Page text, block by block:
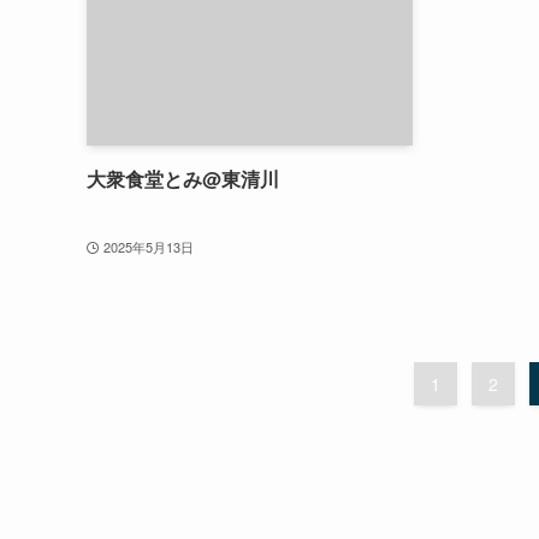
大衆食堂とみ@東清川
2025年5月13日
1 2